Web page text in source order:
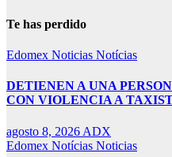
Te has perdido
Edomex Noticias Notícias
DETIENEN A UNA
CON VIOLENCIA A
agosto 8, 2026 ADX
Edomex Notícias Noticias